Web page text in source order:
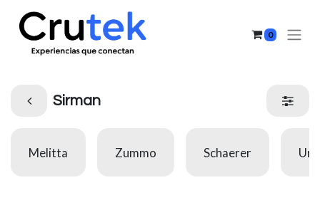
0
Sirman
Melitta Zummo Schaerer